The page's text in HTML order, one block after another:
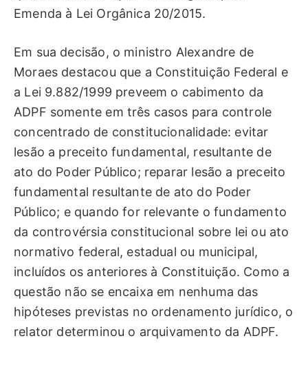
Emenda à Lei Orgânica 20/2015.
Em sua decisão, o ministro Alexandre de
Moraes destacou que a Constituição Federal e
a Lei 9.882/1999 preveem o cabimento da
ADPF somente em três casos para controle
concentrado de constitucionalidade: evitar
lesão a preceito fundamental, resultante de
ato do Poder Público; reparar lesão a preceito
fundamental resultante de ato do Poder
Público; e quando for relevante o fundamento
da controvérsia constitucional sobre lei ou ato
normativo federal, estadual ou municipal,
incluídos os anteriores à Constituição. Como a
questão não se encaixa em nenhuma das
hipóteses previstas no ordenamento jurídico, o
relator determinou o arquivamento da ADPF.